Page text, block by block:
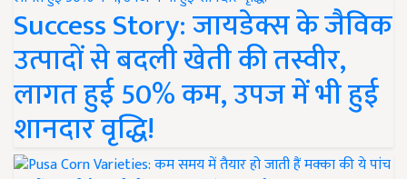
Success Story: जायडेक्स के जैविक
उत्पादों से बदली खेती की तस्वीर,
लागत हुई 50% कम, उपज में भी हुई
शानदार वृद्धि!